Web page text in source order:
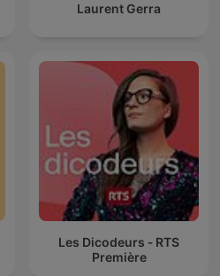
Laurent Gerra
Les Dicodeurs ‐ RTS
Première